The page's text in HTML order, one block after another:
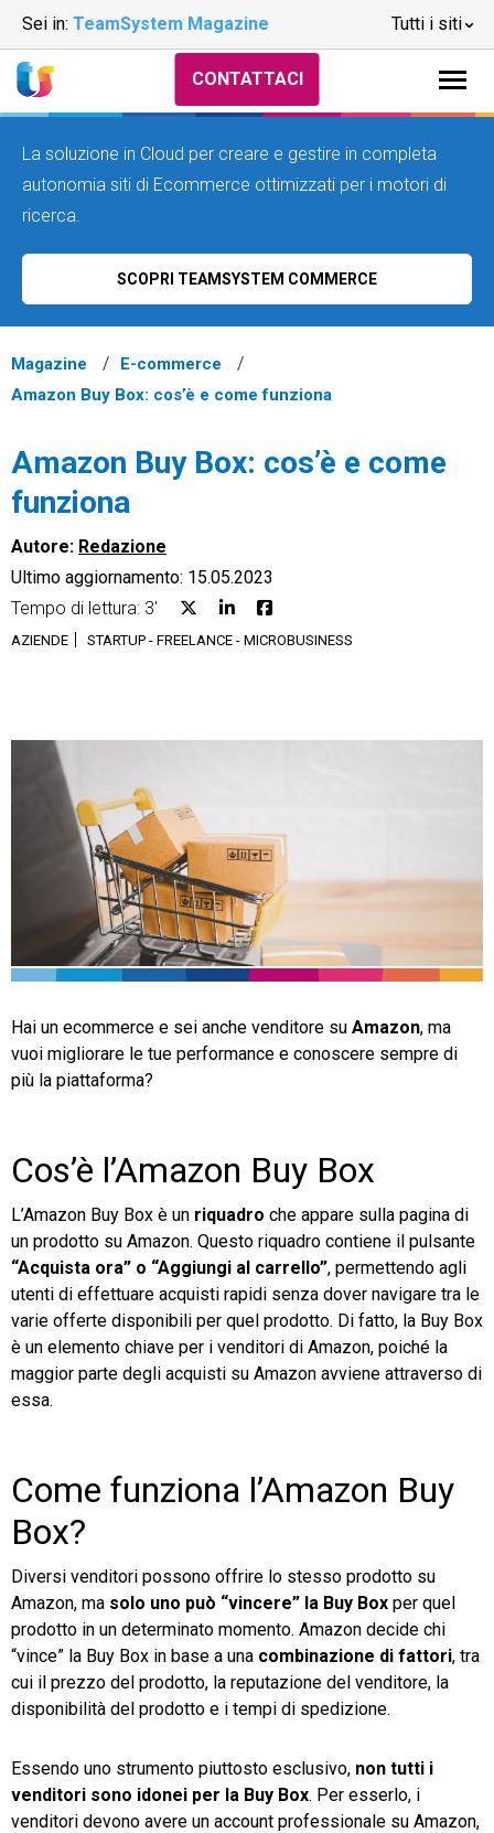
Sei in: TeamSystem Magazine Tutti i siti
CRM
Fatturazione
Financial Solutions
Trust Services
TeamSystem Corporate
TeamSystem Store
CONTATTACI
La soluzione in Cloud per creare e gestire in completa
autonomia siti di Ecommerce ottimizzati per i motori di
ricerca.
SCOPRI TEAMSYSTEM COMMERCE
Magazine
E-commerce
Amazon Buy Box: cos’è e come funziona
Amazon Buy Box: cos’è e come
funziona
Autore: Redazione
Ultimo aggiornamento: 15.05.2023
Tempo di lettura: 3'
AZIENDE STARTUP - FREELANCE - MICROBUSINESS
Hai un ecommerce e sei anche venditore su Amazon, ma
vuoi migliorare le tue performance e conoscere sempre di
più la piattaforma?
Cos’è l’Amazon Buy Box
L’Amazon Buy Box è un riquadro che appare sulla pagina di
un prodotto su Amazon. Questo riquadro contiene il pulsante
“Acquista ora” o “Aggiungi al carrello”, permettendo agli
utenti di effettuare acquisti rapidi senza dover navigare tra le
varie offerte disponibili per quel prodotto. Di fatto, la Buy Box
è un elemento chiave per i venditori di Amazon, poiché la
maggior parte degli acquisti su Amazon avviene attraverso di
essa.
Come funziona l’Amazon Buy
Box?
Diversi venditori possono offrire lo stesso prodotto su
Amazon, ma solo uno può “vincere” la Buy Box per quel
prodotto in un determinato momento. Amazon decide chi
“vince” la Buy Box in base a una combinazione di fattori, tra
cui il prezzo del prodotto, la reputazione del venditore, la
disponibilità del prodotto e i tempi di spedizione.
Essendo uno strumento piuttosto esclusivo, non tutti i
venditori sono idonei per la Buy Box. Per esserlo, i
venditori devono avere un account professionale su Amazon,